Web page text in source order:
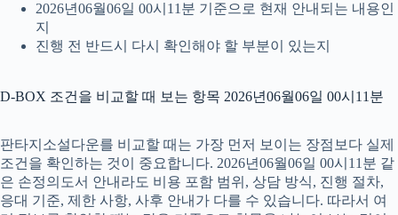
2026년06월06일 00시11분 기준으로 현재 안내되는 내용인
지
진행 전 반드시 다시 확인해야 할 부분이 있는지
D-BOX 조건을 비교할 때 보는 항목 2026년06월06일 00시11분
판타지소설다운를 비교할 때는 가장 먼저 보이는 장점보다 실제
조건을 확인하는 것이 중요합니다. 2026년06월06일 00시11분 같
은 손정의도서 안내라도 비용 포함 범위, 상담 방식, 진행 절차,
응대 기준, 제한 사항, 사후 안내가 다를 수 있습니다. 따라서 여